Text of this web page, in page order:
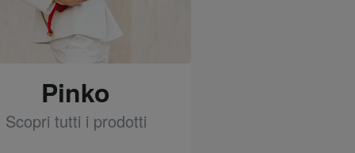
Pinko
Scopri tutti i prodotti